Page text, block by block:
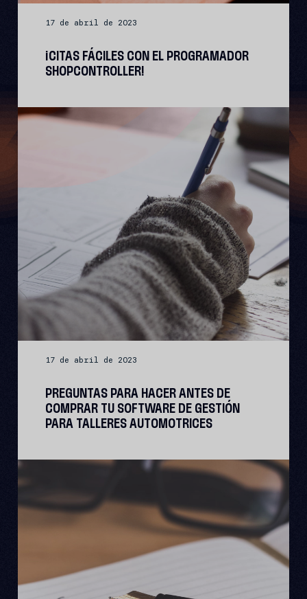
17 de abril de 2023
¡CITAS FÁCILES CON EL PROGRAMADOR
SHOPCONTROLLER!
17 de abril de 2023
PREGUNTAS PARA HACER ANTES DE
COMPRAR TU SOFTWARE DE GESTIÓN
PARA TALLERES AUTOMOTRICES